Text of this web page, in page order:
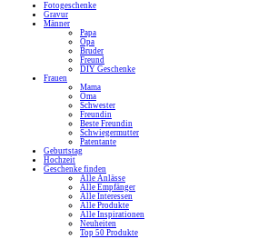
Fotogeschenke
Gravur
Männer
Papa
Opa
Bruder
Freund
DIY Geschenke
Frauen
Mama
Oma
Schwester
Freundin
Beste Freundin
Schwiegermutter
Patentante
Geburtstag
Hochzeit
Geschenke finden
Alle Anlässe
Alle Empfänger
Alle Interessen
Alle Produkte
Alle Inspirationen
Neuheiten
Top 50 Produkte